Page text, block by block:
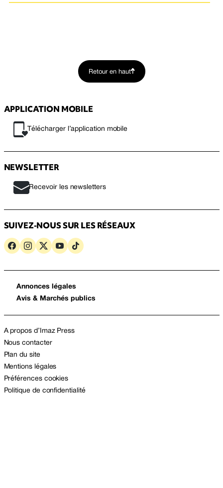
Retour en haut
APPLICATION MOBILE
Télécharger l’application mobile
NEWSLETTER
Recevoir les newsletters
SUIVEZ-NOUS SUR LES RÉSEAUX
Annonces légales
Avis & Marchés publics
A propos d’Imaz Press
Nous contacter
Plan du site
Mentions légales
Préférences cookies
Politique de confidentialité